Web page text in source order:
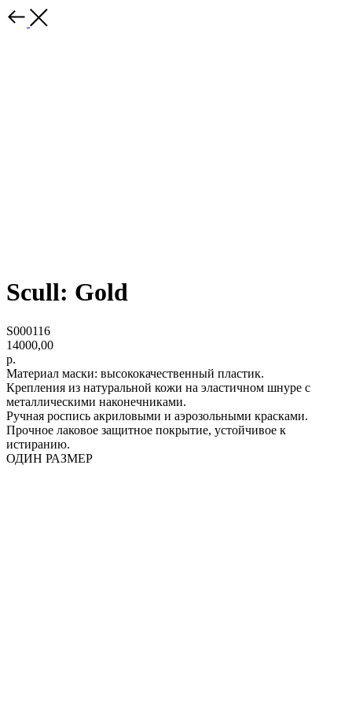
Scull: Gold
S000116
14000,00
р.
Материал маски: высококачественный пластик.
Крепления из натуральной кожи на эластичном шнуре с
металлическими наконечниками.
Ручная роспись акриловыми и аэрозольными красками.
Прочное лаковое защитное покрытие, устойчивое к
истиранию.
ОДИН РАЗМЕР